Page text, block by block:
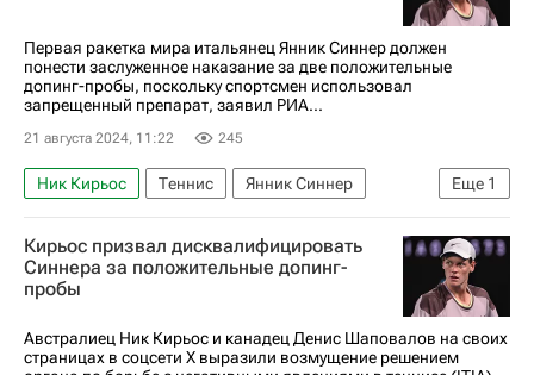
Первая ракетка мира итальянец Янник Синнер должен
понести заслуженное наказание за две положительные
допинг-пробы, поскольку спортсмен использовал
запрещенный препарат, заявил РИА...
21 августа 2024, 11:22 245
Еще 1
Ник Кирьос Теннис
Янник Синнер
Евгений Кафельников
Кирьос призвал дисквалифицировать
Синнера за положительные допинг-
пробы
Австралиец Ник Кирьос и канадец Денис Шаповалов на своих
страницах в соцсети X выразили возмущение решением